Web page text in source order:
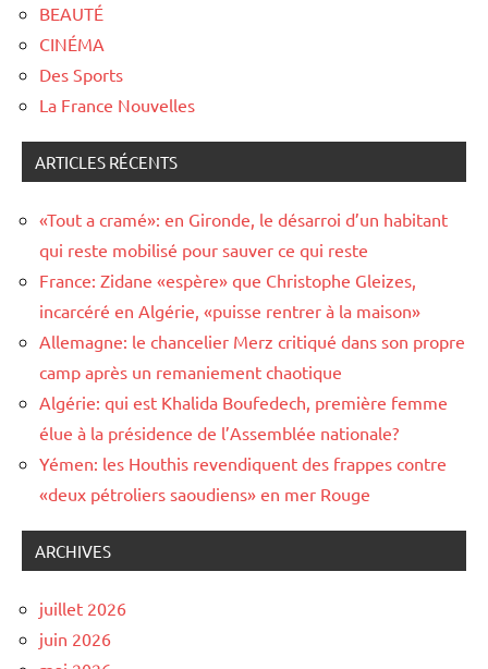
BEAUTÉ
CINÉMA
Des Sports
La France Nouvelles
ARTICLES RÉCENTS
«Tout a cramé»: en Gironde, le désarroi d’un habitant
qui reste mobilisé pour sauver ce qui reste
France: Zidane «espère» que Christophe Gleizes,
incarcéré en Algérie, «puisse rentrer à la maison»
Allemagne: le chancelier Merz critiqué dans son propre
camp après un remaniement chaotique
Algérie: qui est Khalida Boufedech, première femme
élue à la présidence de l’Assemblée nationale?
Yémen: les Houthis revendiquent des frappes contre
«deux pétroliers saoudiens» en mer Rouge
ARCHIVES
juillet 2026
juin 2026